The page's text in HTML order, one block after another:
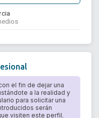
el fin de dejar una
a la realidad y
para solicitar una
serán
visiten este perfil.